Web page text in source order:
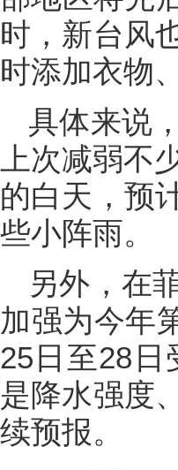
时，新台风
时添加衣物
具体来说
上次减弱不
的白天，预
些小阵雨。
另外，在
加强为今年
25日至28
是降水强度
续预报。